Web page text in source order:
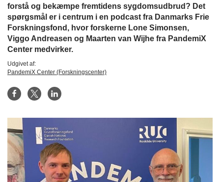
forstå og bekæmpe fremtidens sygdomsudbrud? Det
spørgsmål er i centrum i en podcast fra Danmarks Frie
Forskningsfond, hvor forskerne Lone Simonsen,
Viggo Andreasen og Maarten van Wijhe fra PandemiX
Center medvirker.
Udgivet af:
PandemiX Center (Forskningscenter)